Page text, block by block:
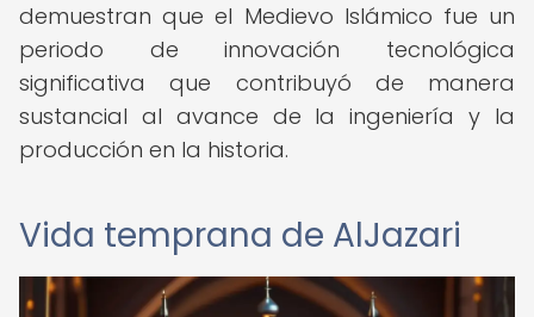
demuestran que el Medievo Islámico fue un
periodo de innovación tecnológica
significativa que contribuyó de manera
sustancial al avance de la ingeniería y la
producción en la historia.
Vida temprana de AlJazari